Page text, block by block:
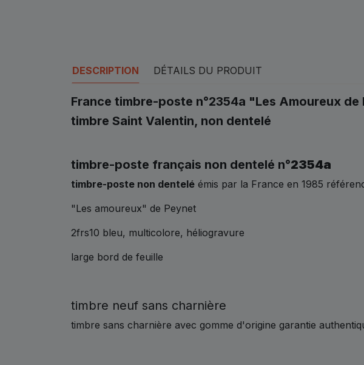
DESCRIPTION DÉTAILS DU PRODUIT
France timbre-poste n°2354a "Les Amoureux de
timbre Saint Valentin, non dentelé
timbre-poste français non dentelé n°2354a
timbre-poste non dentelé émis par la France en 1985
"Les amoureux" de Peynet
2frs10 bleu, multicolore, héliogravure
large bord de feuille
timbre neuf sans charnière
timbre sans charnière avec gomme d'origine garantie